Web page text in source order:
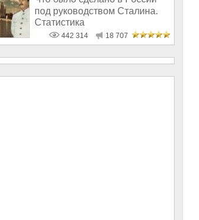
под руководством Сталина.
Статистика
442 314 18 707